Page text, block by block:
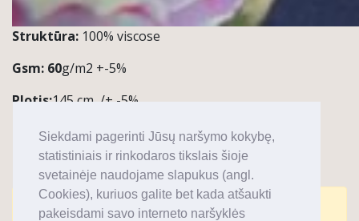
Siekdami pagerinti Jūsų naršymo kokybę,
statistiniais ir rinkodaros tikslais šioje
svetainėje naudojame slapukus (angl.
Cookies), kuriuos galite bet kada atšaukti
pakeisdami savo interneto naršyklės
Struktūra: 100% viscose
Gsm: 60g/m2 +-5%
Plotis:145 cm /+,-5%
Kiekis: 1 ritinys ~50 m
Pastabos / Taikymas:
Komentarai uždaryti.